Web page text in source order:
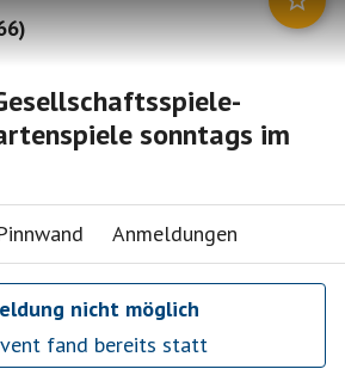
)
sonntags im
Anmeldungen
nicht möglich
fand bereits statt